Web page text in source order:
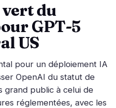
Marchés
Analyse de Marché 13
ETF 1
Macro 8
du
GPT-5
US
pour un déploiement IA
OpenAI du statut de
grand public à celui de
réglementées, avec les